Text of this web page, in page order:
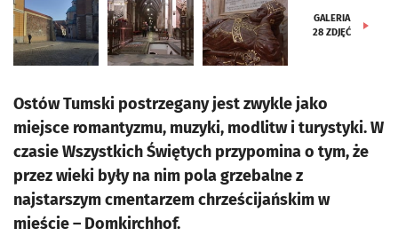
GALERIA
28 ZDJĘĆ
Ostów Tumski postrzegany jest zwykle jako
miejsce romantyzmu, muzyki, modlitw i turystyki. W
czasie Wszystkich Świętych przypomina o tym, że
przez wieki były na nim pola grzebalne z
najstarszym cmentarzem chrześcijańskim w
mieście – Domkirchhof.